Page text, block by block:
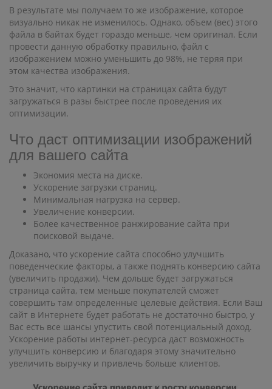
В результате мы получаем то же изображение, которое
визуально никак не изменилось. Однако, объем (вес) этого
файла в байтах будет гораздо меньше, чем оригинал. Если
провести данную обработку правильно, файл с
изображением можно уменьшить до 98%, не теряя при
этом качества изображения.
Это значит, что картинки на страницах сайта будут
загружаться в разы быстрее после проведения их
оптимизации.
Что даст оптимизации изображений
для вашего сайта
Экономия места на диске.
Ускорение загрузки страниц.
Минимальная нагрузка на сервер.
Увеличение конверсии.
Более качественное ранжирование сайта при
поисковой выдаче.
Доказано, что ускорение сайта способно улучшить
поведенческие факторы, а также поднять конверсию сайта
(увеличить продажи). Чем дольше будет загружаться
страница сайта, тем меньше покупателей сможет
совершить там определенные целевые действия. Если Ваш
сайт в Интернете будет работать не достаточно быстро, у
Вас есть все шансы упустить свой потенциальный доход.
Ускорение работы интернет-ресурса даст возможность
улучшить конверсию и благодаря этому значительно
увеличить выручку и привлечь больше клиентов.